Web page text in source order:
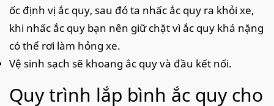
ốc định vị ắc quy, sau đó ta nhấc ắc quy ra khỏi xe,
khi nhấc ắc quy bạn nên giữ chặt vì ắc quy khá nặng
có thể rơi làm hỏng xe.
Vệ sinh sạch sẽ khoang ắc quy và đầu kết nối.
Quy trình lắp bình ắc quy cho